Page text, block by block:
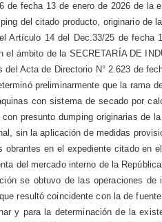
de fecha 13 de enero de 2026 de la
del citado producto, originario de
Artículo 14 del Dec.33/25 de fecha
el ámbito de la SECRETARÍA DE
del Acta de Directorio N° 2.623 de
preliminarmente que la rama
con sistema de secado por
presunto dumping originarias de
sin la aplicación de medidas
obrantes en el expediente citado en
del mercado interno de la
se obtuvo de las operaciones
resultó coincidente con la de
y para la determinación de la